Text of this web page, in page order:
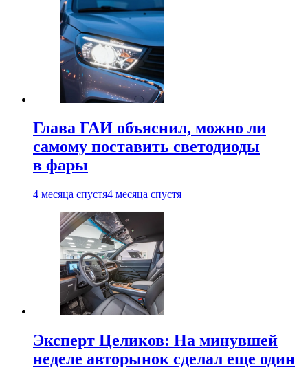
Глава ГАИ объяснил, можно ли
самому поставить светодиоды
в фары
4 месяца спустя4 месяца спустя
Эксперт Целиков: На минувшей
неделе авторынок сделал еще один